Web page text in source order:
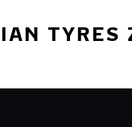
TYRES